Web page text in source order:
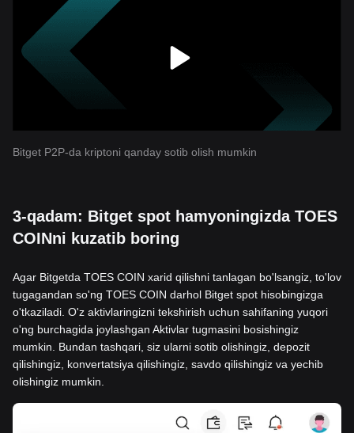
Bitget P2P-da kriptoni qanday sotib olish mumkin
3-qadam: Bitget spot hamyoningizda TOES
COINni kuzatib boring
Agar Bitgetda TOES COIN xarid qilishni tanlagan bo'lsangiz, to'lov
tugagandan so'ng TOES COIN darhol Bitget spot hisobingizga
o'tkaziladi. O'z aktivlaringizni tekshirish uchun sahifaning yuqori
o'ng burchagida joylashgan Aktivlar tugmasini bosishingiz
mumkin. Bundan tashqari, siz ularni sotib olishingiz, depozit
qilishingiz, konvertatsiya qilishingiz, savdo qilishingiz va yechib
olishingiz mumkin.